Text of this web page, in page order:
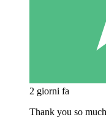
2 giorni fa
Thank you so